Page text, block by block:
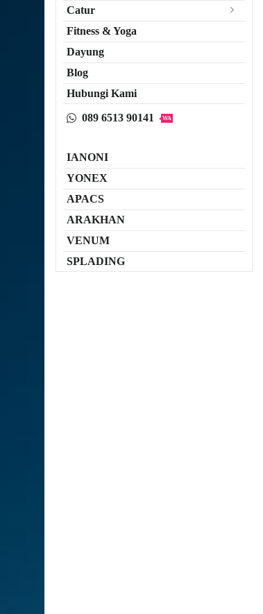
Catur
Fitness & Yoga
Dayung
Blog
Hubungi Kami
089 6513 90141 WA
IANONI
YONEX
APACS
ARAKHAN
VENUM
SPLADING